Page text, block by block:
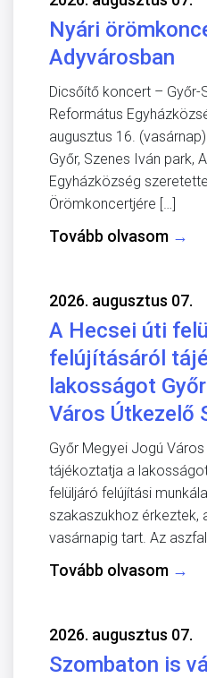
Nyári
Adyvárosban
Dicsőítő koncert – Győr-
Református
augusztus 16.
Győr, Szenes Iván park,
Egyházközség
Örömkoncertjére […]
Tovább olvasom →
2026. augusztus 07.
A Hecsei úti
felújításáról
lakosságot
Város Útkezelő
Győr Megyei Jogú
tájékoztatja a
felüljáró felújítási
szakaszukhoz érkeztek,
vasárnapig tart. Az
Tovább olvasom →
2026. augusztus 07.
Szombaton is